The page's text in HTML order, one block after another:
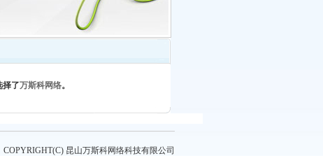
择了万斯科网络。
COPYRIGHT(C) 昆山万斯科网络科技有限公司